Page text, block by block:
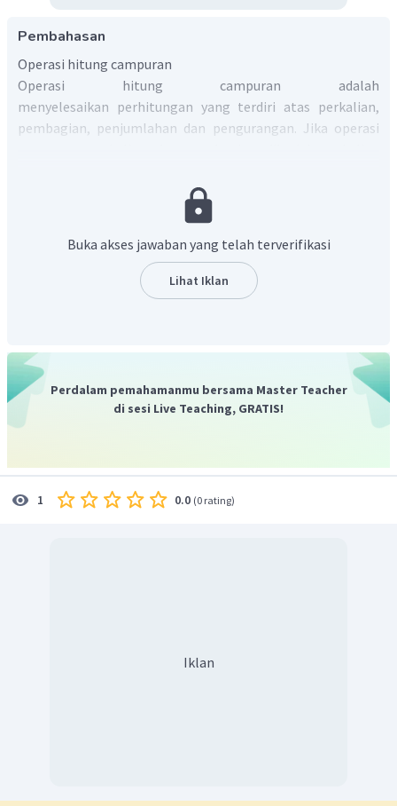
Pembahasan
Operasi hitung campuran
Operasi hitung campuran adalah
menyelesaikan perhitungan yang terdiri atas perkalian,
pembagian, penjumlahan dan pengurangan. Jika operasi
kanan). Pada operasi hitung campuran perkalian dan
penjumlahan, yang dikerjakan terlebih dahulu adalah
campuran perkalian dan pengurangan, yang dikerjakan
terlebih dahulu adalah operasi perkalian.
Dengan demikian diperoleh
Jadi,
Buka akses jawaban yang telah terverifikasi
Lihat Iklan
Perdalam pemahamanmu bersama Master Teacher
di sesi Live Teaching, GRATIS!
1 0.0 (0 rating)
Iklan